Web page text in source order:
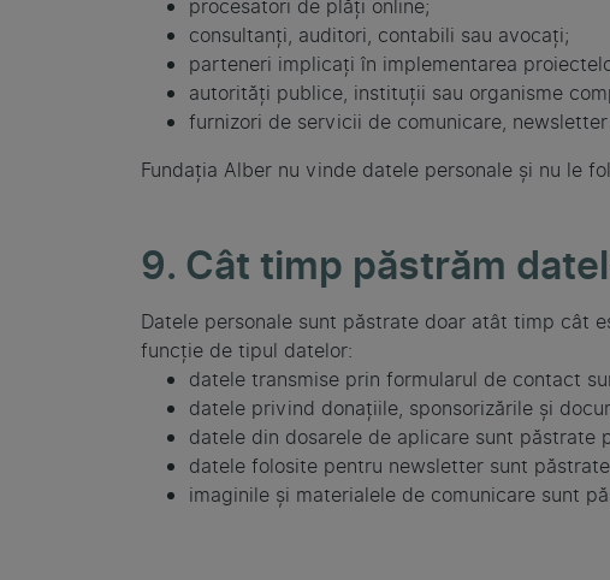
procesatori de plăți online;
consultanți, auditori, contabili sau avocați;
parteneri implicați în implementarea
autorități publice, instituții sau organisme
furnizori de servicii de comunicare,
Fundația Alber nu vinde datele personale și nu le
9. Cât timp păstrăm
Datele personale sunt păstrate doar atât timp cât
funcție de tipul datelor:
datele transmise prin formularul de contact
datele privind donațiile, sponsorizările și
datele din dosarele de aplicare sunt păstrate
datele folosite pentru newsletter sunt
imaginile și materialele de comunicare sunt